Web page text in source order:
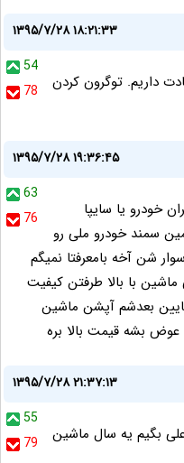
۱۳۹۵/۷/۲۸ ۱۸:۲۱:۳۳
54
78
داريم. توگرون كردن
۱۳۹۵/۷/۲۸ ۱۹:۳۶:۴۵
63
76
خودرو یا سایپا
سمند خودرو ملی رو
شن آخه بامعرفتا نمیگم
با بالا طرفتن کیفیت
بعدشم آپشن ماشین
عوض بشه قیمت بالا بره
۱۳۹۵/۷/۲۸ ۲۱:۳۷:۱۳
55
79
بگیم یه سال ماشین